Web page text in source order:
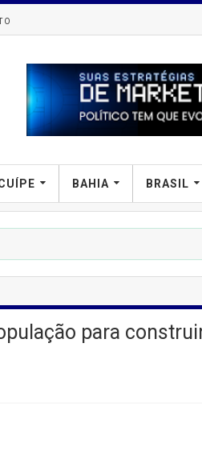
BAHIA BRASIL
para